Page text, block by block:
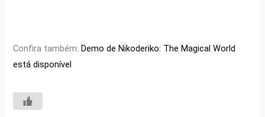
Confira também:Demo de Nikoderiko: The Magical World
está disponível